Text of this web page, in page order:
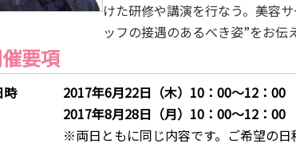
けた研修や講演を行なう。美容
ッフの接遇のあるべき姿”をお伝
要項
時 2017年6月22日（木）10：00～12：00
2017年8月28日（月）10：00～12：00
※両日ともに同じ内容です。ご希望の日